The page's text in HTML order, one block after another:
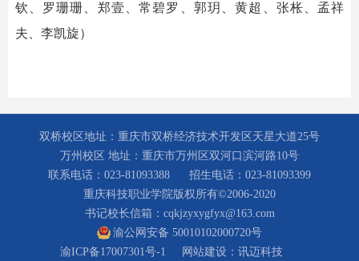
钦、罗珊珊、郑壹、常碧罗、郭玥、黄超、张枨、孟祥
夫、李凯旋）
双桥校区地址：重庆市双桥经济技术开发区天星大道25号
万州校区 地址：重庆市万州区双河口滨河路10号
联系电话：023-81093388
招生电话：023-81093399
重庆科技职业学院版权所有©2006-2020
书记校长信箱：cqkjzyxygfyx@163.com
渝公网安备 50010102000720号
渝ICP备17007301号-1
网站建设： 讯迈科技